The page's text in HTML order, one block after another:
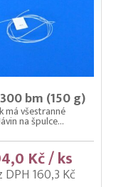
bm (150 g)
má všestranné
na špulce...
Kč / ks
DPH 160,3 Kč